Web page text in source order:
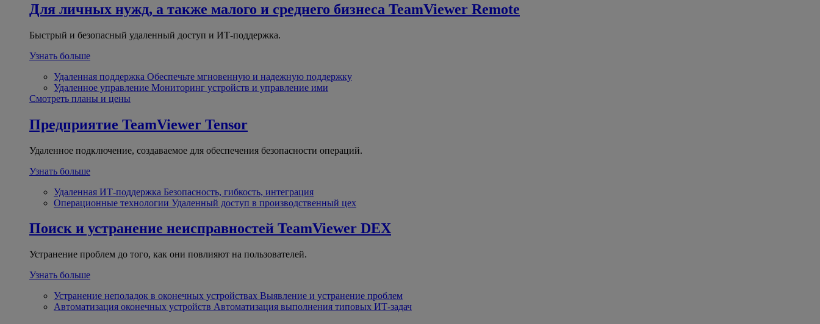
Для личных нужд, а также малого и среднего бизнеса TeamViewer Remote
Быстрый и безопасный удаленный доступ и ИТ-поддержка.
Узнать больше
Удаленная поддержка Обеспечьте мгновенную и надежную поддержку
Удаленное управление Мониторинг устройств и управление ими
Смотреть планы и цены
Предприятие TeamViewer Tensor
Удаленное подключение, создаваемое для обеспечения безопасности операций.
Узнать больше
Удаленная ИТ-поддержка Безопасность, гибкость, интеграция
Операционные технологии Удаленный доступ в производственный цех
Поиск и устранение неисправностей TeamViewer DEX
Устранение проблем до того, как они повлияют на пользователей.
Узнать больше
Устранение неполадок в оконечных устройствах Выявление и устранение проблем
Автоматизация оконечных устройств Автоматизация выполнения типовых ИТ-задач